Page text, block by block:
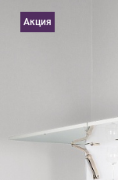
Акция